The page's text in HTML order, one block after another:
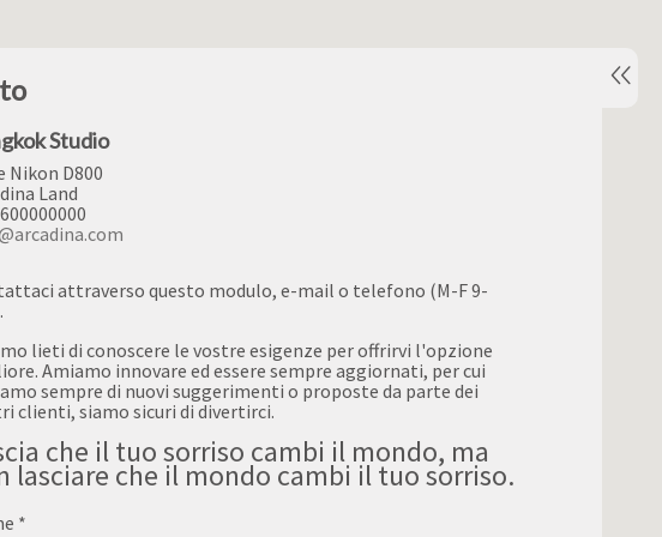
Studio
Nikon D800
Land
attraverso questo modulo, e-mail o telefono (M-F 9-
lieti di conoscere le vostre esigenze per offrirvi l'opzione
Amiamo innovare ed essere sempre aggiornati, per cui
sempre di nuovi suggerimenti o proposte da parte dei
clienti, siamo sicuri di divertirci.
che il tuo sorriso cambi il mondo, ma
lasciare che il mondo cambi il tuo sorriso.
*